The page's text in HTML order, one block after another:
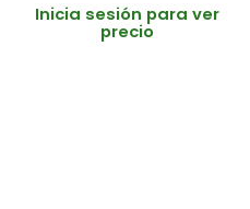
Inicia sesión para ver
precio